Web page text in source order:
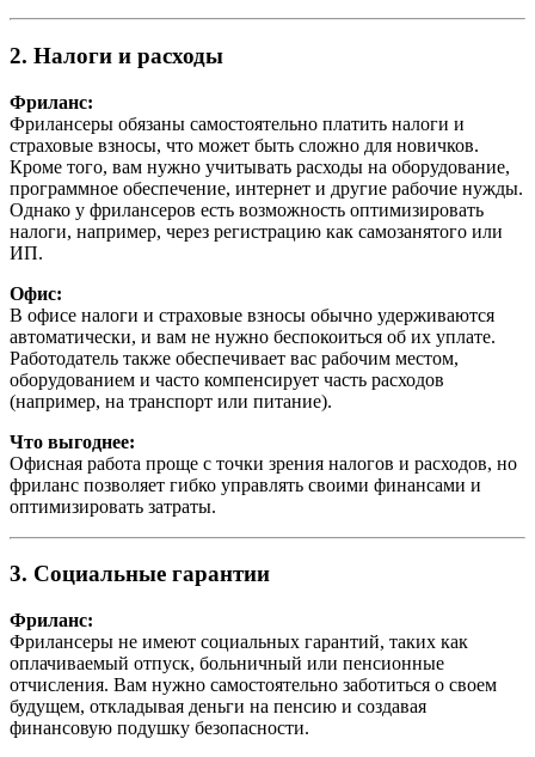
2. Налоги и расходы
Фриланс:
Фрилансеры обязаны самостоятельно платить налоги и
страховые взносы, что может быть сложно для новичков.
Кроме того, вам нужно учитывать расходы на оборудование,
программное обеспечение, интернет и другие рабочие нужды.
Однако у фрилансеров есть возможность оптимизировать
налоги, например, через регистрацию как самозанятого или
ИП.
Офис:
В офисе налоги и страховые взносы обычно удерживаются
автоматически, и вам не нужно беспокоиться об их уплате.
Работодатель также обеспечивает вас рабочим местом,
оборудованием и часто компенсирует часть расходов
(например, на транспорт или питание).
Что выгоднее:
Офисная работа проще с точки зрения налогов и расходов, но
фриланс позволяет гибко управлять своими финансами и
оптимизировать затраты.
3. Социальные гарантии
Фриланс:
Фрилансеры не имеют социальных гарантий, таких как
оплачиваемый отпуск, больничный или пенсионные
отчисления. Вам нужно самостоятельно заботиться о своем
будущем, откладывая деньги на пенсию и создавая
финансовую подушку безопасности.